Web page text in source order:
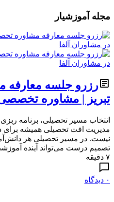
مجله آموزشیار
رزرو جلسه معارفه
تبریز | مشاوره
انتخاب مسیر تحصیلی، برنامه ربزی
مدیریت افت تحصیلی همیشه برای
نیست. در مسیر تحصیلی هر
تصمیم درست می‌تواند آینده
۷ دقیقه
۰ دیدگاه